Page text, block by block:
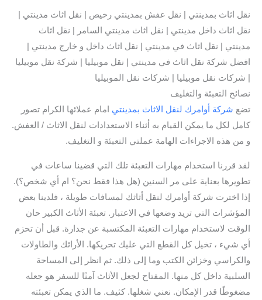
نقل اثاث بمدينتي | نقل عفش بمدينتي رخيص | نقل اثاث مدينتي |
نقل اثاث داخل مدينتي | نقل اثاث مدينتي السامر | نقل اثاث
مدينتي | نقل اثاث في مدينتي | نقل اثاث داخل و خارج مدينتي |
افضل شركة نقل اثاث في مدينتي | نقل موبيليا | شركة نقل موبيليا
| شركات نقل موبيليا | شركات نقل الموبيليا
نصائح التعبئة والتغليف
تضع شركة أوامرك لنقل الاثاث بمدينتي امام عملائها الكرام تصور
كامل لكل ما يمكن القيام به أثناء الاستعدادات لنقل الاثاث / العفش.
و من هذه الاجراءات الهامة عملتي التعبئة و التغليف.
لقد قررنا استخدام مهارات التعبئة تلك التي قضينا ساعات في
تطويرها بعناية على مر السنين (هل هذا فقط نحن؟ ام أي شخص؟).
إذا اخترت شركة أوامرك لنقل أثاثك لمسافات طويلة ، فلدينا بعض
المؤشرات التي تريد وضعها في الاعتبار. تعبئة الأثاث الكبير حان
الوقت لاستخدام مهارات التعبئة المكتسبة عن جدارة. قبل أن تحزم
أي شيء ، تخيل كل القطع التي عليك تحريكها. الأرائك والطاولات
والكراسي وخزائن الكتب وما إلى ذلك. ثم انظر إلى المساحة
السلبية داخل كل منها. المفتاح لجعل الأثاث آمنًا للسفر هو جعله
مضغوطًا قدر الإمكان. نعني شغلها. كثيف. ما الذي يمكن تعبئته